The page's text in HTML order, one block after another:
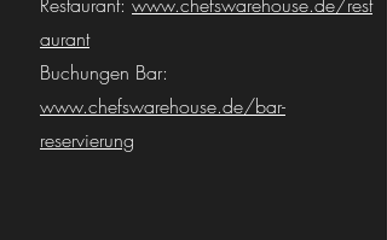
aurant
Buchungen Bar:
www.chefswarehouse.de/bar-
reservierung